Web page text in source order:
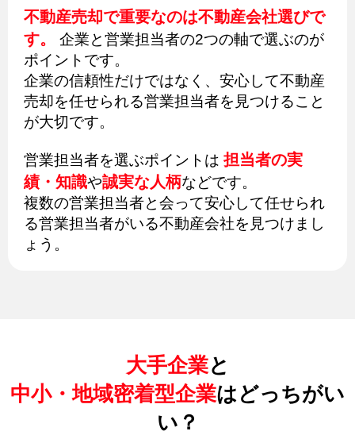
不動産売却で重要なのは不動産会社選びで
す。
企業と営業担当者の2つの軸で選ぶのが
ポイントです。
企業の信頼性だけではなく、安心して不動産
売却を任せられる営業担当者を見つけること
が大切です。
営業担当者を選ぶポイントは 担当者の実
績・知識や誠実な人柄などです。
複数の営業担当者と会って安心して任せられ
る営業担当者がいる不動産会社を見つけまし
ょう。
大手企業と
中小・地域密着型企業はどっちがい
い？